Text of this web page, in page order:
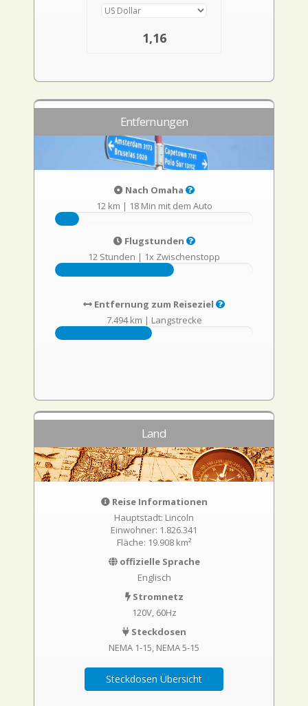
1,16
Entfernungen
Nach Omaha
12 km | 18 Min mit dem Auto
Flugstunden
12 Stunden | 1x Zwischenstopp
Entfernung zum Reiseziel
7.494 km | Langstrecke
Land
Reise Informationen
Hauptstadt: Lincoln
Einwohner: 1.826.341
Fläche: 19.908 km²
offizielle Sprache
Englisch
Stromnetz
120V, 60Hz
Steckdosen
NEMA 1-15 NEMA 5-15
Steckdosen Übersicht